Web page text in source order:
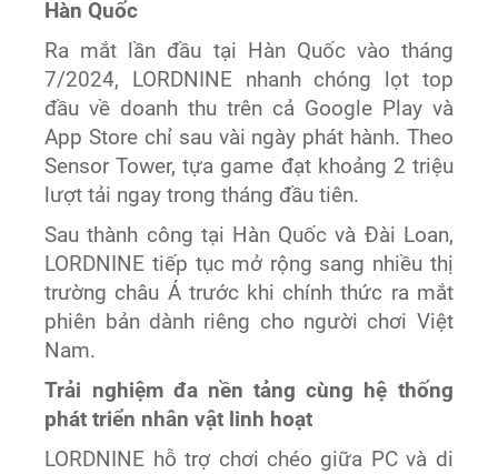
Hàn Quốc
Ra mắt lần đầu tại Hàn Quốc vào tháng
7/2024, LORDNINE nhanh chóng lọt top
đầu về doanh thu trên cả Google Play và
App Store chỉ sau vài ngày phát hành. Theo
Sensor Tower, tựa game đạt khoảng 2 triệu
lượt tải ngay trong tháng đầu tiên.
Sau thành công tại Hàn Quốc và Đài Loan,
LORDNINE tiếp tục mở rộng sang nhiều thị
trường châu Á trước khi chính thức ra mắt
phiên bản dành riêng cho người chơi Việt
Nam.
Trải nghiệm đa nền tảng cùng hệ thống
phát triển nhân vật linh hoạt
LORDNINE hỗ trợ chơi chéo giữa PC và di